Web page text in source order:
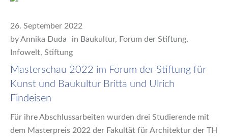
26. September 2022
byAnnika Duda in Baukultur, Forum der Stiftung,
Infowelt, Stiftung
Masterschau 2022 im Forum der Stiftung für
Kunst und Baukultur Britta und Ulrich
Findeisen
Für ihre Abschlussarbeiten wurden drei Studierende mit
dem Masterpreis 2022 der Fakultät für Architektur der TH